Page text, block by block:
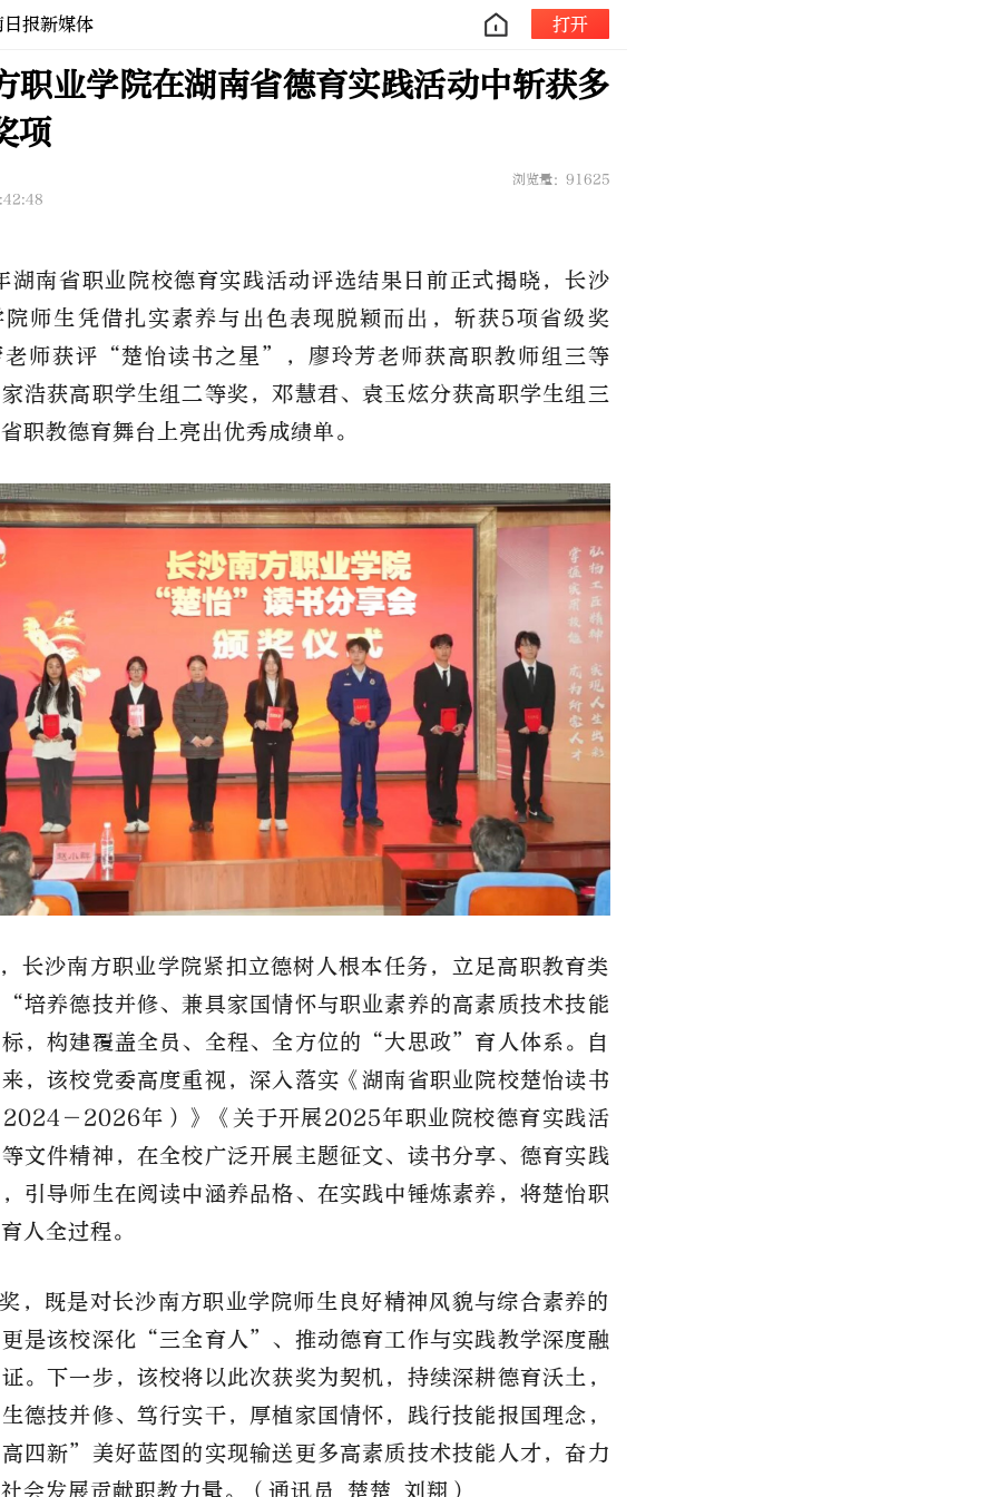
日报新媒体 打开
职业学院在湖南省德育实践活动中斩获多
项
浏览量：91625
湖南省职业院校德育实践活动评选结果日前正式揭晓，长沙
师生凭借扎实素养与出色表现脱颖而出，斩获5项省级奖
老师获评“楚怡读书之星”，廖玲芳老师获高职教师组三等
浩获高职学生组二等奖，邓慧君、袁玉炫分获高职学生组三
职教德育舞台上亮出优秀成绩单。
长沙南方职业学院紧扣立德树人根本任务，立足高职教育类
培养德技并修、兼具家国情怀与职业素养的高素质技术技能
，构建覆盖全员、全程、全方位的“大思政”育人体系。自
，该校党委高度重视，深入落实《湖南省职业院校楚怡读书
－2026年）》《关于开展2025年职业院校德育实践活
文件精神，在全校广泛开展主题征文、读书分享、德育实践
引导师生在阅读中涵养品格、在实践中锤炼素养，将楚怡职
人全过程。
，既是对长沙南方职业学院师生良好精神风貌与综合素养的
是该校深化“三全育人”、推动德育工作与实践教学深度融
。下一步，该校将以此次获奖为契机，持续深耕德育沃土，
德技并修、笃行实干，厚植家国情怀，践行技能报国理念，
四新”美好蓝图的实现输送更多高素质技术技能人才，奋力
会发展贡献职教力量。（通讯员 楚楚 刘翔）